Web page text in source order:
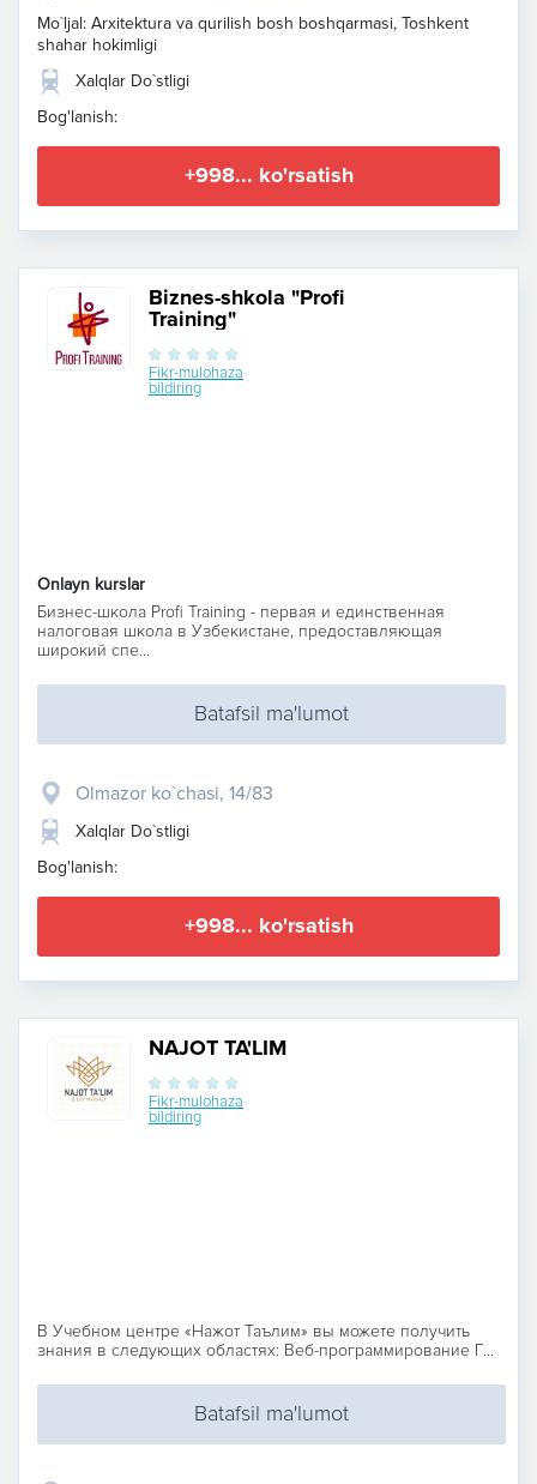
Mo`ljal: Arxitektura va qurilish bosh boshqarmasi, Toshkent
shahar hokimligi
Xalqlar Do`stligi
Bog'lanish:
+998... ko'rsatish
Biznes-shkola "Profi
Training"
Fikr-mulohaza
bildiring
Onlayn kurslar
Бизнес-школа Profi Training - первая и единственная
налоговая школа в Узбекистане, предоставляющая
широкий спе...
Batafsil ma'lumot
Olmazor ko`chasi, 14/83
Xalqlar Do`stligi
Bog'lanish:
+998... ko'rsatish
NAJOT TA'LIM
Fikr-mulohaza
bildiring
В Учебном центре «Нажот Таълим» вы можете получить
знания в следующих областях: Веб-программирование Г...
Batafsil ma'lumot